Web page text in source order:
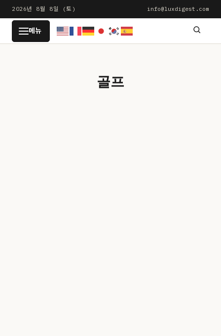
문
로
2026년 8월 8일 (토) info@luxdigest.com
LUXDIGEST
메뉴
골프